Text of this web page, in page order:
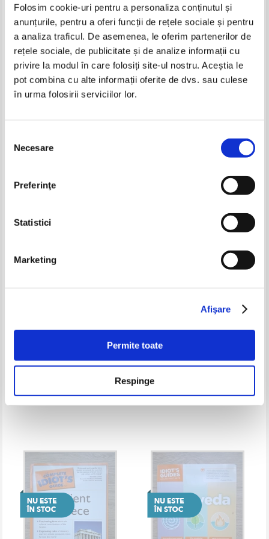
Folosim cookie-uri pentru a personaliza conținutul și
anunțurile, pentru a oferi funcții de rețele sociale și pentru
a analiza traficul. De asemenea, le oferim partenerilor de
rețele sociale, de publicitate și de analize informații cu
privire la modul în care folosiți site-ul nostru. Aceștia le
pot combina cu alte informații oferite de dvs. sau culese
în urma folosirii serviciilor lor.
consimțământului
Necesare
Preferinţe
Statistici
Marketing
Afişare
Permite toate
Respinge
Pret:50,00Lei 20,00 Lei
Adaugă în coș
idiot's guide to success as a real
Brenda Hoddinott - The
complete idiot's guide to
Samuel Butler - Life and habit